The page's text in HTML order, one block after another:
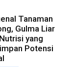
Tanaman
Gulma Liar
yang
Potensi